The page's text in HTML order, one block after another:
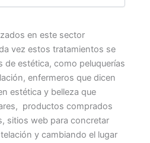
en este sector
vez estos tratamientos se
de estética, como peluquerías
enfermeros que dicen
estética y belleza que
productos comprados
sitios web para concretar
y cambiando el lugar